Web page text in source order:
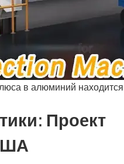
в алюминий находится
Проект